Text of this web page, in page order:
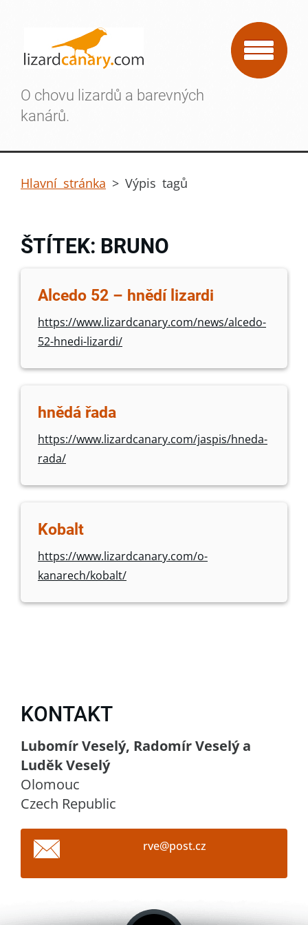
O chovu lizardů a barevných
kanárů.
Hlavní stránka > Výpis tagů
ŠTÍTEK: BRUNO
Alcedo 52 – hnědí lizardi
https://www.lizardcanary.com/news/alcedo-
52-hnedi-lizardi/
hnědá řada
https://www.lizardcanary.com/jaspis/hneda-
rada/
Kobalt
https://www.lizardcanary.com/o-
kanarech/kobalt/
KONTAKT
Lubomír Veselý, Radomír Veselý a
Luděk Veselý
Olomouc
Czech Republic
rve@post.cz